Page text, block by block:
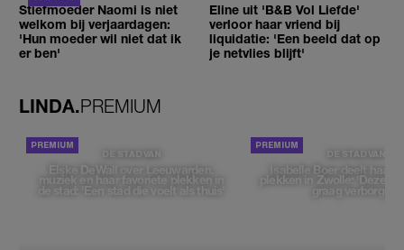
Stiefmoeder Naomi is niet
welkom bij verjaardagen:
'Hun moeder wil niet dat ik
er ben'
Eline uit 'B&B Vol Liefde'
verloor haar vriend bij
liquidatie: 'Een beeld dat op
je netvlies blijft'
LINDA.PREMIUM
DE STAD VAN
Elske DeWall over Leeuwarden,
muziek en haar favoriete plekken in
de stad: 'Een stad die voelt als thuis'
DE STAD VAN
Isabelle Boer deelt haar
plekken in Zwolle: 'Deze
graag verborgen'